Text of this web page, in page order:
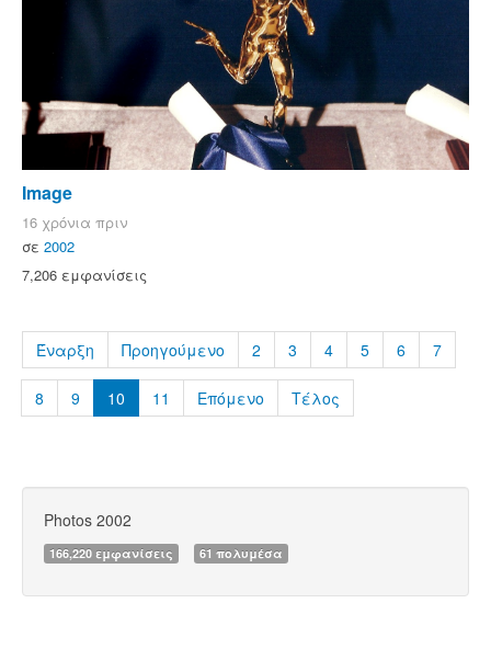
Image
16 χρόνια πριν
σε 2002
7,206 εμφανίσεις
Έναρξη Προηγούμενο 2 3 4 5 6 7
8 9 10 11 Επόμενο Τέλος
Photos 2002
166,220 εμφανίσεις 61 πολυμέσα